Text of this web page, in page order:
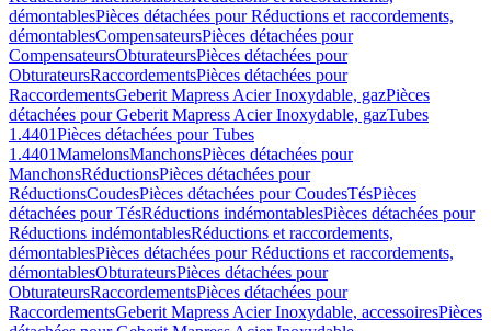
démontablesPièces détachées pour Réductions et raccordements,
démontablesCompensateursPièces détachées pour
CompensateursObturateursPièces détachées pour
ObturateursRaccordementsPièces détachées pour
RaccordementsGeberit Mapress Acier Inoxydable, gazPièces
détachées pour Geberit Mapress Acier Inoxydable, gazTubes
1.4401Pièces détachées pour Tubes
1.4401MamelonsManchonsPièces détachées pour
ManchonsRéductionsPièces détachées pour
RéductionsCoudesPièces détachées pour CoudesTésPièces
détachées pour TésRéductions indémontablesPièces détachées pour
Réductions indémontablesRéductions et raccordements,
démontablesPièces détachées pour Réductions et raccordements,
démontablesObturateursPièces détachées pour
ObturateursRaccordementsPièces détachées pour
RaccordementsGeberit Mapress Acier Inoxydable, accessoiresPièces